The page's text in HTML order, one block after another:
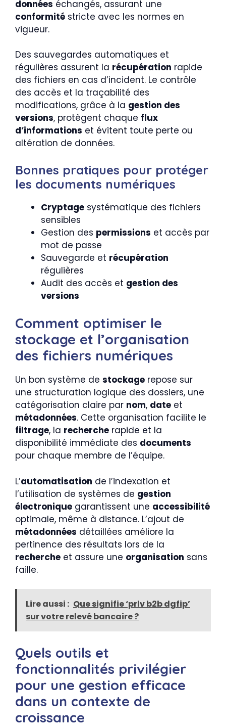
données échangés, assurant une
conformité stricte avec les normes en
vigueur.
Des sauvegardes automatiques et
régulières assurent la récupération rapide
des fichiers en cas d’incident. Le contrôle
des accès et la traçabilité des
modifications, grâce à la gestion des
versions, protègent chaque flux
d’informations et évitent toute perte ou
altération de données.
Bonnes pratiques pour protéger
les documents numériques
Cryptage systématique des fichiers
sensibles
Gestion des permissions et accès par
mot de passe
Sauvegarde et récupération
régulières
Audit des accès et gestion des
versions
Comment optimiser le
stockage et l’organisation
des fichiers numériques
Un bon système de stockage repose sur
une structuration logique des dossiers, une
catégorisation claire par nom, date et
métadonnées. Cette organisation facilite le
filtrage, la recherche rapide et la
disponibilité immédiate des documents
pour chaque membre de l’équipe.
L’automatisation de l’indexation et
l’utilisation de systèmes de gestion
électronique garantissent une accessibilité
optimale, même à distance. L’ajout de
métadonnées détaillées améliore la
pertinence des résultats lors de la
recherche et assure une organisation sans
faille.
Lire aussi : Que signifie ‘prlv b2b dgfip’
sur votre relevé bancaire ?
Quels outils et
fonctionnalités privilégier
pour une gestion efficace
dans un contexte de
croissance